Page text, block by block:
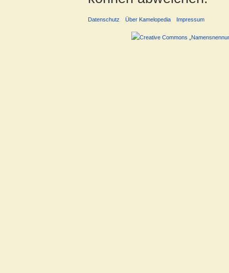
Datenschutz Über Kamelopedia Impressum